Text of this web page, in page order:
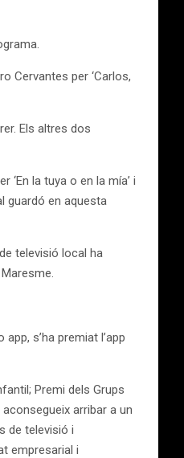
Cervantes per ‘Carlos,
Els altres dos
‘En la tuya o en la mía’ i
guardó en aquesta
televisió local ha
Maresme.
s’ha premiat l’app
Premi dels Grups
arribar a un
de televisió i
empresarial i